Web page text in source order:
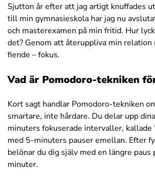
Sjutton år efter att jag artigt knuffades
till min gymnasieskola har jag nu
och masterexamen på min fritid. Hur
det? Genom att återuppliva min relation
fiende – fokus.
Vad är Pomodoro-tekniken
Kort sagt handlar Pomodoro-tekniken
smartare, inte hårdare. Du delar upp
minuters fokuserade intervaller, kallade
med 5-minuters pauser emellan. Efter
belönar du dig själv med en längre paus
minuter.